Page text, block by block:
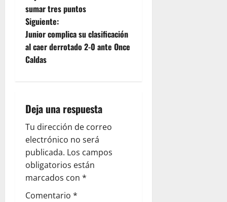
sumar tres puntos
Siguiente:
Junior complica su clasificación
al caer derrotado 2-0 ante Once
Caldas
Deja una respuesta
Tu dirección de correo
electrónico no será
publicada. Los campos
obligatorios están
marcados con *
Comentario *